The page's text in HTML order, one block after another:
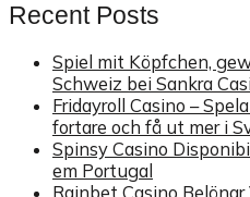
Recent Posts
Spiel mit Köpfchen,
Schweiz bei Sankra
Fridayroll Casino –
fortare och få ut mer i
Spinsy Casino
em Portugal
Rainbet Casino Belönar